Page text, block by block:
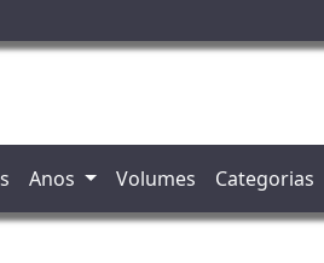
Anos Volumes Categorias